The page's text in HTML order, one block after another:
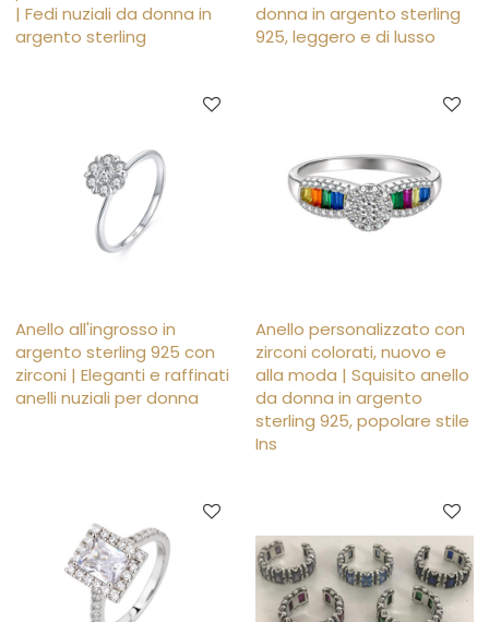
| Fedi nuziali da donna in
argento sterling
donna in argento sterling
925, leggero e di lusso
Anello all'ingrosso in
argento sterling 925 con
zirconi | Eleganti e raffinati
anelli nuziali per donna
Anello personalizzato con
zirconi colorati, nuovo e
alla moda | Squisito anello
da donna in argento
sterling 925, popolare stile
Ins